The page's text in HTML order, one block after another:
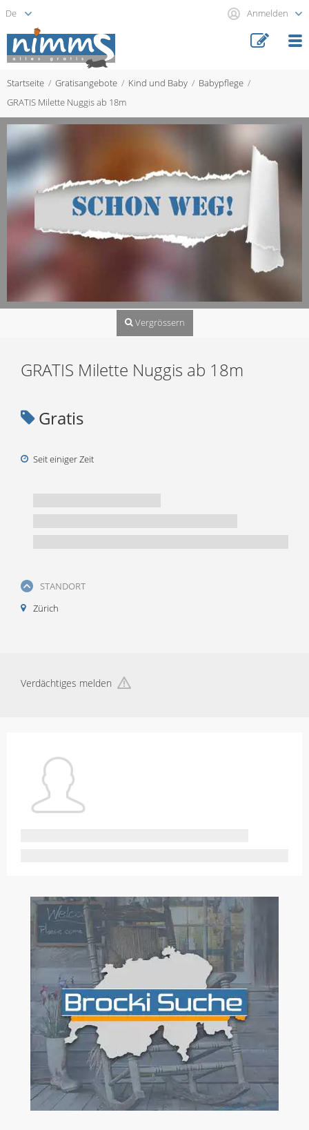
Anmelden
Startseite Gratisangebote Kind und Baby
Babypflege
GRATIS Milette Nuggis ab 18m
Vergrössern
GRATIS Milette Nuggis ab 18m
Gratis
Seit einiger Zeit
STANDORT
Zürich
Verdächtiges melden